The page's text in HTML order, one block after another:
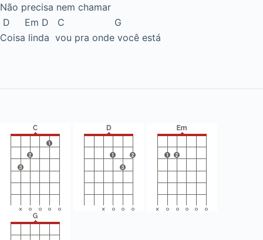
Não precisa nem chamar
D Em D C G
Coisa linda vou pra onde você está